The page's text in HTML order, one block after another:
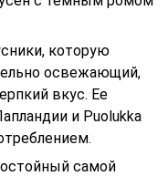
которую
освежающий,
вкус. Ее
и Puolukka
самой